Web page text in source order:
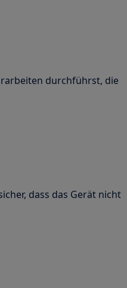
durchführst, die
dass das Gerät nicht